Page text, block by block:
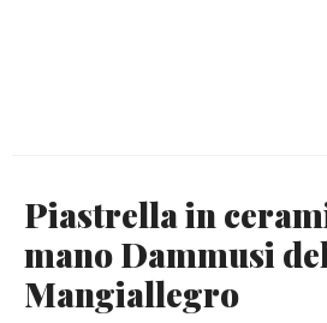
Piastrella in
mano Dammusi
Mangiallegro